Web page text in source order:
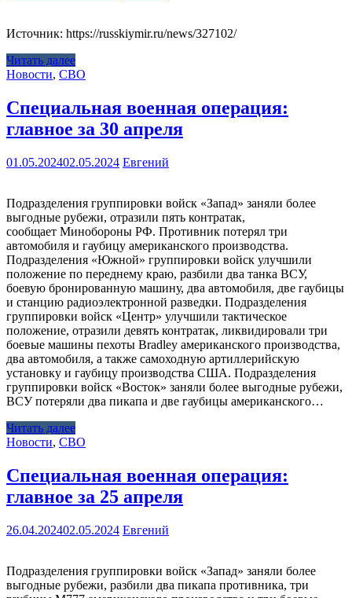
Источник: https://russkiymir.ru/news/327102/
Читать далее
Новости, СВО
Специальная военная операция:
главное за 30 апреля
01.05.202402.05.2024 Евгений
Подразделения группировки войск «Запад» заняли более
выгодные рубежи, отразили пять контратак,
сообщает Минобороны РФ. Противник потерял три
автомобиля и гаубицу американского производства.
Подразделения «Южной» группировки войск улучшили
положение по переднему краю, разбили два танка ВСУ,
боевую бронированную машину, два автомобиля, две гаубицы
и станцию радиоэлектронной разведки. Подразделения
группировки войск «Центр» улучшили тактическое
положение, отразили девять контратак, ликвидировали три
боевые машины пехоты Bradley американского производства,
два автомобиля, а также самоходную артиллерийскую
установку и гаубицу производства США. Подразделения
группировки войск «Восток» заняли более выгодные рубежи,
ВСУ потеряли два пикапа и две гаубицы американского…
Читать далее
Новости, СВО
Специальная военная операция:
главное за 25 апреля
26.04.202402.05.2024 Евгений
Подразделения группировки войск «Запад» заняли более
выгодные рубежи, разбили два пикапа противника, три